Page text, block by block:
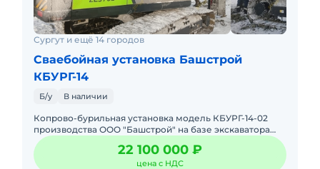
Сургут и ещё 14 городов
Сваебойная установка Башстрой
КБУРГ-14
Б/у В наличии
Копрово-бурильная установка модель КБУРГ-14-02
производства ООО "Башстрой" на базе экскаватора
ZoomLion ZE370.В хорошем рабочем
состоянии.Продажа от собственник
22 100 000 ₽
цена с НДС